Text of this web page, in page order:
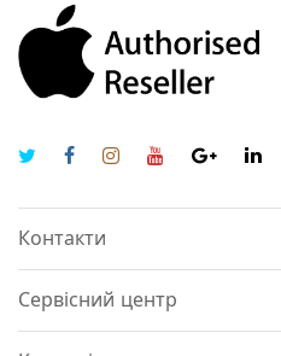
Контакти
Сервісний центр